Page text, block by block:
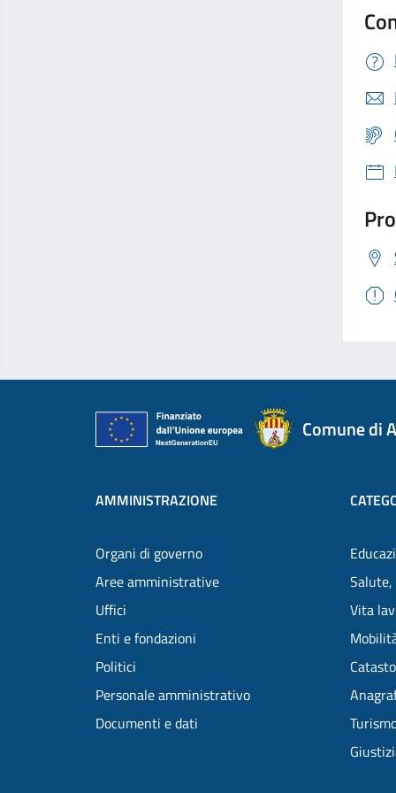
Comune di
AMMINISTRAZIONE
Organi di governo
Aree amministrative
Uffici
Enti e fondazioni
Politici
Personale amministrativo
Documenti e dati
Salute,
Vita